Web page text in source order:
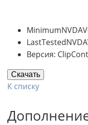
Версия:
Скачать
К списку